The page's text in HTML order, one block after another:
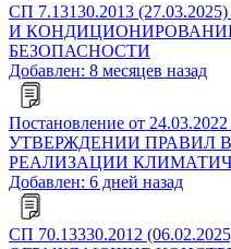
СП 7.13130.2013
И
БЕЗОПАСНОСТИ
Добавлен: 8 месяцев назад
Постановление от
УТВЕРЖДЕНИИ ПРАВИЛ
РЕАЛИЗАЦИИ
Добавлен: 6 дней назад
СП 70.13330.2012